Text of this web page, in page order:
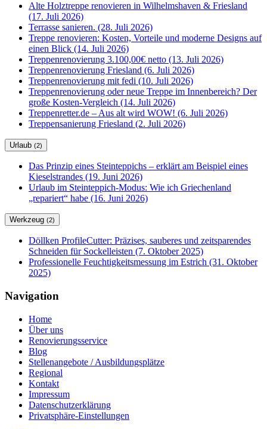
Alte Holztreppe renovieren in Wilhelmshaven & Friesland
(17. Juli 2026)
Terrasse sanieren. (28. Juli 2026)
Treppe renovieren: Kosten, Vorteile und moderne Designs auf
einen Blick (14. Juli 2026)
Treppenrenovierung 3.100,00€ netto (13. Juli 2026)
Treppenrenovierung Friesland (6. Juli 2026)
Treppenrenovierung mit fedi (10. Juli 2026)
Treppenrenovierung oder neue Treppe im Innenbereich? Der
große Kosten-Vergleich (14. Juli 2026)
Treppenretter.de – Aus alt wird WOW! (6. Juli 2026)
Treppensanierung Friesland (2. Juli 2026)
Urlaub (2)
Das Prinzip eines Steinteppichs – erklärt am Beispiel eines
Kieselstrandes (19. Juni 2026)
Urlaub im Steinteppich-Modus: Wie ich Griechenland
„repariert“ habe (16. Juni 2026)
Werkzeug (2)
Döllken ProfileCutter: Präzises, sauberes und zeitsparendes
Schneiden für Sockelleisten (7. Oktober 2025)
Professionelle Feuchtigkeitsmessung im Estrich (31. Oktober
2025)
Navigation
Home
Über uns
Renovierungsservice
Blog
Stellenangebote / Ausbildungsplätze
Regional
Kontakt
Impressum
Datenschutzerklärung
Privatsphäre-Einstellungen